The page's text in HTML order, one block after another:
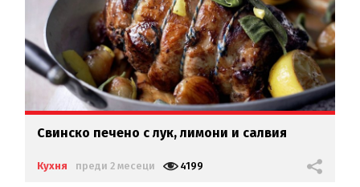
Свинско печено с лук, лимони и салвия
Кухня преди 2 месеци 4199